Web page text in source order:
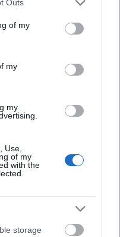
You may click to
its third-party tags to
in below Google
Outs
of my
my
my
Use,
of my
with the
storage
apró dolgokat
programhiba
LSD-s kaleidoszkóp